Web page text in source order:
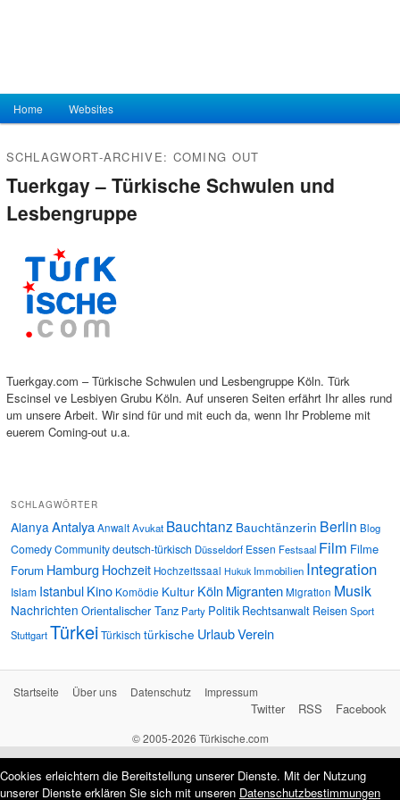
Hauptmenü
Zum Inhalt wechseln
Zum sekundären Inhalt wechseln
Home Websites
SCHLAGWORT-ARCHIVE: COMING OUT
Tuerkgay – Türkische Schwulen und
Lesbengruppe
Tuerkgay.com – Türkische Schwulen und Lesbengruppe Köln. Türk
Escinsel ve Lesbiyen Grubu Köln. Auf unseren Seiten erfährt Ihr alles rund
um unsere Arbeit. Wir sind für und mit euch da, wenn Ihr Probleme mit
euerem Coming-out u.a.
SCHLAGWÖRTER
AlanyaAntalyaAnwaltAvukat Bauchtanz Bauchtänzerin Berlin Blog
ComedyCommunitydeutsch-türkisch Düsseldorf Essen Festsaal Film Filme
Forum Hamburg Hochzeit Hochzeitssaal Hukuk Immobilien Integration
Islam IstanbulKino Komödie Kultur Köln MigrantenMigration Musik
Nachrichten Orientalischer Tanz Party Politik Rechtsanwalt ReisenSport
StuttgartTürkeiTürkisch türkische UrlaubVerein
Startseite Über uns Datenschutz Impressum
Facebook
RSS
Twitter
© 2005-2026 Türkische.com
Cookies erleichtern die Bereitstellung unserer Dienste. Mit der Nutzung
unserer Dienste erklären Sie sich mit unseren Datenschutzbestimmungen